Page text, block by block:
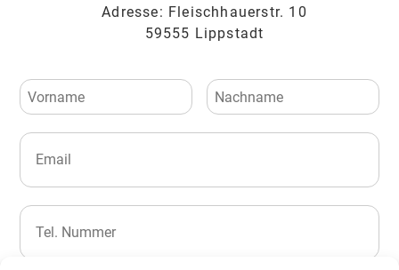
Adresse: Fleischhauerstr. 10
59555 Lippstadt